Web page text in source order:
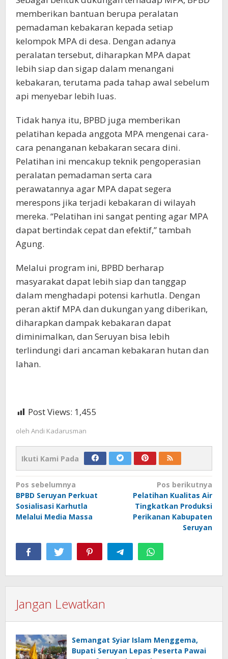
memberikan bantuan berupa peralatan
pemadaman kebakaran kepada setiap
kelompok MPA di desa. Dengan adanya
peralatan tersebut, diharapkan MPA dapat
lebih siap dan sigap dalam menangani
kebakaran, terutama pada tahap awal sebelum
api menyebar lebih luas.
Tidak hanya itu, BPBD juga memberikan
pelatihan kepada anggota MPA mengenai cara-
cara penanganan kebakaran secara dini.
Pelatihan ini mencakup teknik pengoperasian
peralatan pemadaman serta cara
perawatannya agar MPA dapat segera
merespons jika terjadi kebakaran di wilayah
mereka. “Pelatihan ini sangat penting agar MPA
dapat bertindak cepat dan efektif,” tambah
Agung.
Melalui program ini, BPBD berharap
masyarakat dapat lebih siap dan tanggap
dalam menghadapi potensi karhutla. Dengan
peran aktif MPA dan dukungan yang diberikan,
diharapkan dampak kebakaran dapat
diminimalkan, dan Seruyan bisa lebih
terlindungi dari ancaman kebakaran hutan dan
lahan.
Post Views: 1,455
oleh Andi Kadarusman
Ikuti Kami Pada
Navigasi
pos
Pos sebelumnya
BPBD Seruyan Perkuat
Sosialisasi Karhutla
Melalui Media Massa
Pos berikutnya
Pelatihan Kualitas Air
Tingkatkan Produksi
Perikanan Kabupaten
Seruyan
Jangan Lewatkan
Semangat Syiar Islam Menggema,
Bupati Seruyan Lepas Peserta Pawai